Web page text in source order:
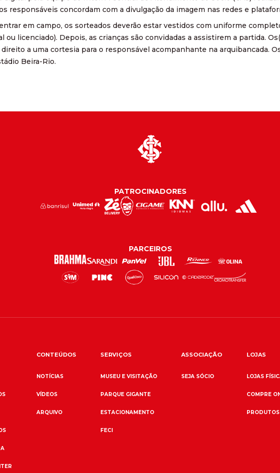
responsáveis concordam com a divulgação da imagem nas redes e
em campo, os sorteados deverão estar vestidos com uniforme
ou licenciado). Depois, as crianças são convidadas a assistirem a partida.
a uma cortesia para o responsável acompanhante na arquibancada.
Beira-Rio.
PATROCINADORES
PARCEIROS
CONTEÚDOS
NOTÍCIAS
VÍDEOS
ARQUIVO
SERVIÇOS
MUSEU E VISITAÇÃO
PARQUE GIGANTE
ESTACIONAMENTO
FECI
ASSOCIAÇÃO
SEJA SÓCIO
LOJAS
LOJAS
COMPRE